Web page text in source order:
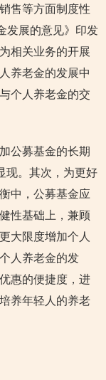
售等方面制度性
发展的意见》印发
相关业务的开展
养老金的发展中
个人养老金的交
公募基金的长期
现。其次，为更好
中，公募基金应
性基础上，兼顾
大限度增加个人
人养老金的发
惠的便捷度，进
养年轻人的养老